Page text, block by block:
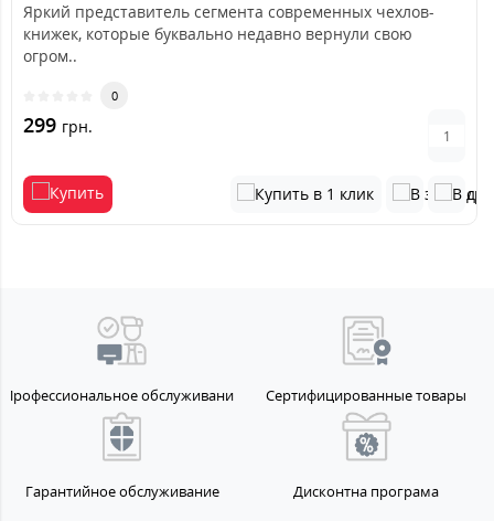
Яркий представитель сегмента современных чехлов-
книжек, которые буквально недавно вернули свою
огром..
0
299 грн.
Профессиональное обслуживание Сертифицированные товары
Гарантийное обслуживание Дисконтна програма